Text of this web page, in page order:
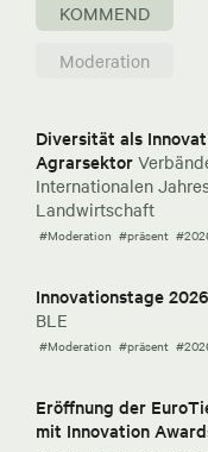
KOMMEND
Moderation
Diversität als
Agrarsektor
Internationalen
Landwirtschaft
#Moderation #präsent
Innovationstage 2026
BLE
#Moderation #präsent
Eröffnung der
mit Innovation